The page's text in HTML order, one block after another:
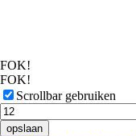
FOK!
FOK!
Scrollbar gebruiken
opslaan